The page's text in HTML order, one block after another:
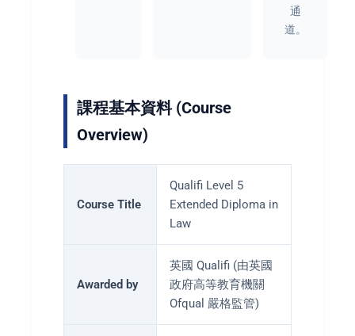
通
道。
課程基本資料 (Course
Overview)
Course Title
Qualifi Level 5
Extended Diploma in
Law
Awarded by
英國 Qualifi (由英國
政府高等教育機關
Ofqual 嚴格監管)